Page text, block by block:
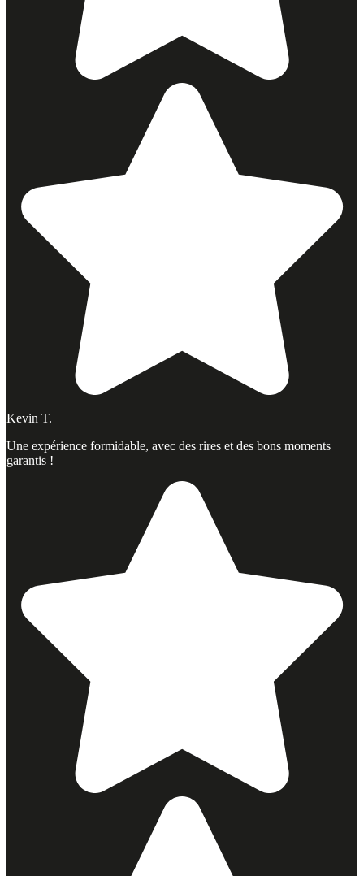
Kevin T.
Une expérience formidable, avec des rires et des bons moments
garantis !